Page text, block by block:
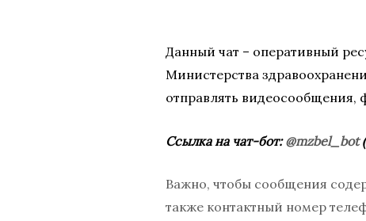
Данный чат – оперативный
Министерства
отправлять
Ссылка на чат-бот:@mzbel_bot
Важно, чтобы сообщения
также контактный номер